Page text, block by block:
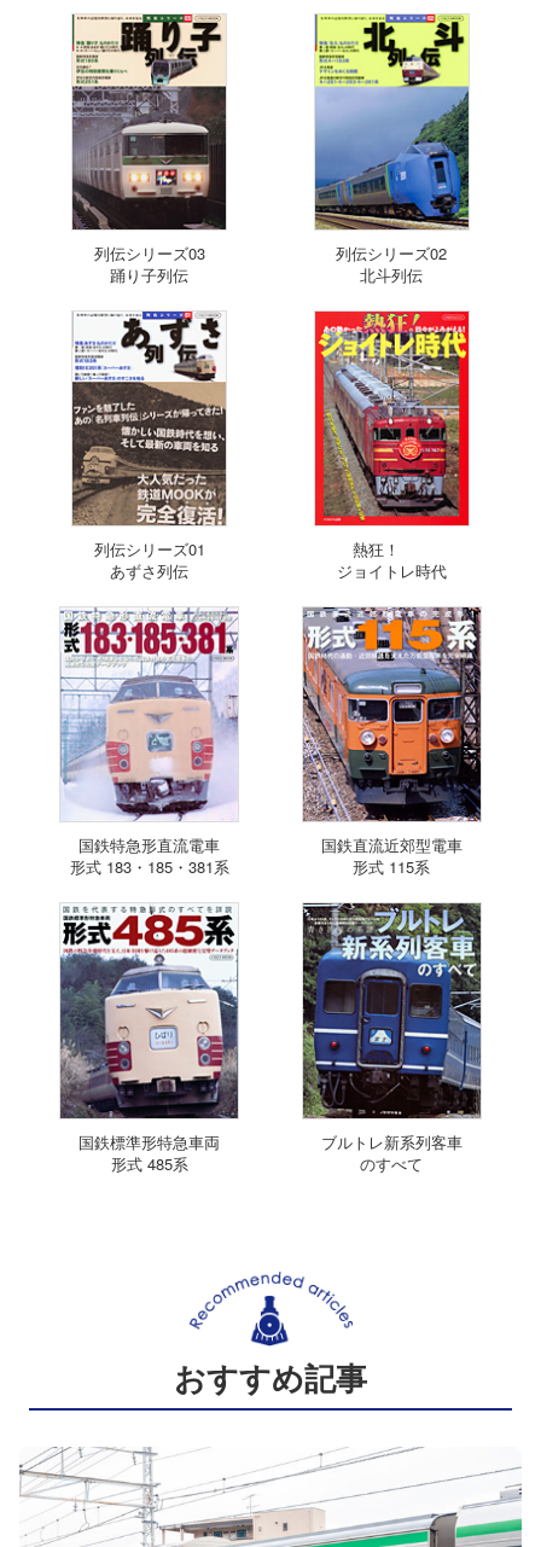
列伝シリーズ03
踊り子列伝
列伝シリーズ02
北斗列伝
列伝シリーズ01
あずさ列伝
熱狂！
ジョイトレ時代
国鉄特急形直流電車
形式 183・185・381系
国鉄直流近郊型電車
形式 115系
国鉄標準形特急車両
形式 485系
ブルトレ新系列客車
のすべて
おすすめ記事